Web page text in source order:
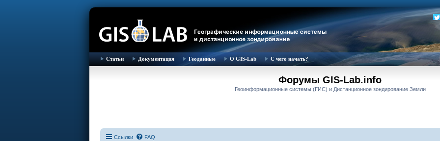
Статьи Документация Геоданные О GIS-Lab С чего начать?
Форумы GIS-Lab.info
Геоинформационные системы (ГИС) и Дистанционное зондирование Земли
Ссылки FAQ